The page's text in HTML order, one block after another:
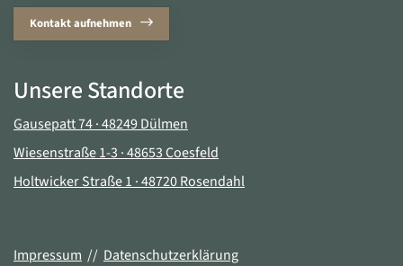
Kontakt aufnehmen
Unsere Standorte
Gausepatt 74 · 48249 Dülmen
Wiesenstraße 1-3 · 48653 Coesfeld
Holtwicker Straße 1 · 48720 Rosendahl
Impressum // Datenschutzerklärung